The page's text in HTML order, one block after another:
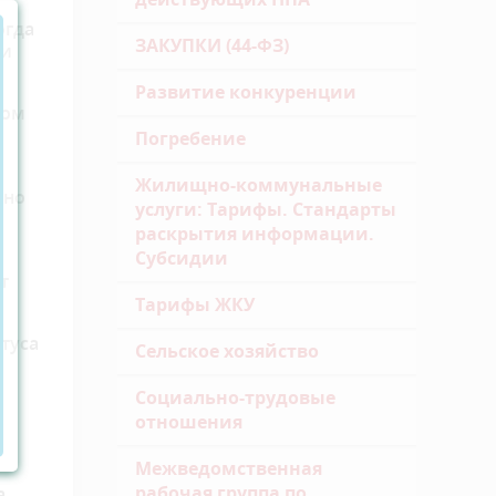
ЗАКУПКИ (44-ФЗ)
Развитие конкуренции
Погребение
Жилищно-коммунальные
услуги: Тарифы. Стандарты
раскрытия информации.
Субсидии
Тарифы ЖКУ
Сельское хозяйство
Социально-трудовые
отношения
Межведомственная